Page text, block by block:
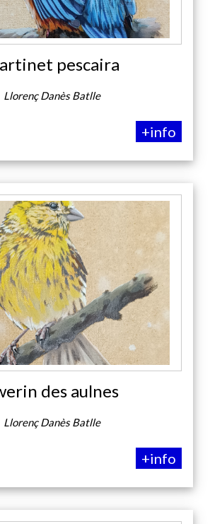
pescaira
Llorenç Danès Batlle
+info
des aulnes
Llorenç Danès Batlle
+info